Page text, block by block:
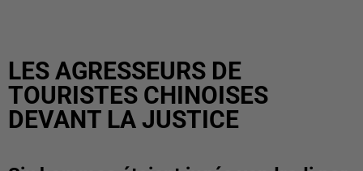
LES AGRESSEURS DE
TOURISTES CHINOISES
DEVANT LA JUSTICE